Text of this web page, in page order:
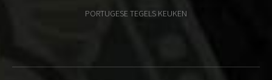
PORTUGESE TEGELS KEUKEN